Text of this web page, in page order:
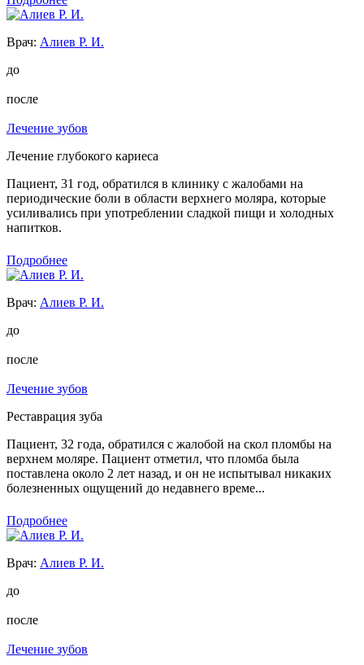
Врач: Алиев Р. И.
до
после
Лечение зубов
Лечение глубокого кариеса
Пациент, 31 год, обратился в клинику с жалобами на
периодические боли в области верхнего моляра, которые
усиливались при употреблении сладкой пищи и холодных
напитков.
Подробнее
Врач: Алиев Р. И.
до
после
Лечение зубов
Реставрация зуба
Пациент, 32 года, обратился с жалобой на скол пломбы на
верхнем моляре. Пациент отметил, что пломба была
поставлена около 2 лет назад, и он не испытывал никаких
болезненных ощущений до недавнего време...
Подробнее
Врач: Алиев Р. И.
до
после
Лечение зубов